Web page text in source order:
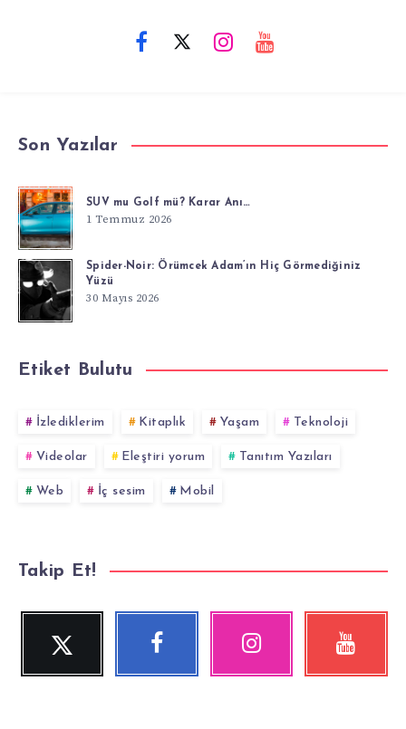
Son Yazılar
SUV mu Golf mü? Karar Anı…
1 Temmuz 2026
Spider-Noir: Örümcek Adam’ın Hiç Görmediğiniz
Yüzü
30 Mayıs 2026
Etiket Bulutu
İzlediklerim Kitaplık Yaşam Teknoloji
Videolar Eleştiri yorum Tanıtım Yazıları
Web İç sesim Mobil
Takip Et!
Twitter Facebook Instagram
Fotoğraflarımız!
YouTube
Videolara